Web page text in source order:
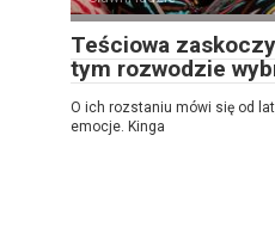
Teściowa
tym rozwodzie
O ich rozstaniu mówi się od
emocje. Kinga